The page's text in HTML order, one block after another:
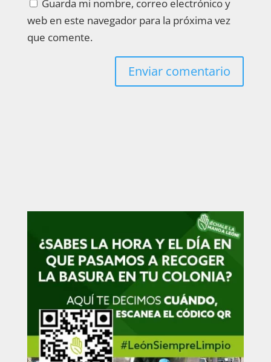
Guarda mi nombre, correo electrónico y
web en este navegador para la próxima vez
que comente.